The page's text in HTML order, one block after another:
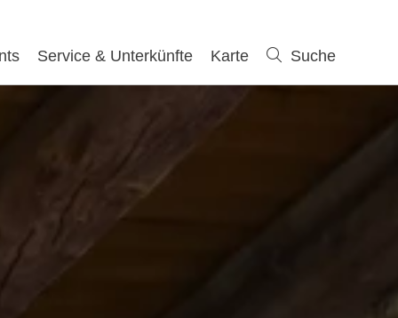
Service & Unterkünfte Karte Suche